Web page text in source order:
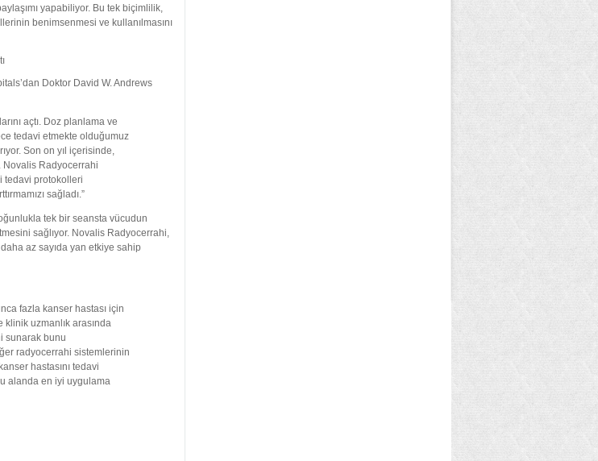
yapabiliyor. Bu tek biçimlilik,
benimsenmesi ve kullanılmasını
Doktor David W. Andrews
açtı. Doz planlama ve
tedavi etmekte olduğumuz
Son on yıl içerisinde,
Novalis Radyocerrahi
tedavi protokolleri
sağladı.”
tek bir seansta vücudun
sağlıyor. Novalis Radyocerrahi,
az sayıda yan etkiye sahip
fazla kanser hastası için
uzmanlık arasında
sunarak bunu
radyocerrahi sistemlerinin
hastasını tedavi
alanda en iyi uygulama